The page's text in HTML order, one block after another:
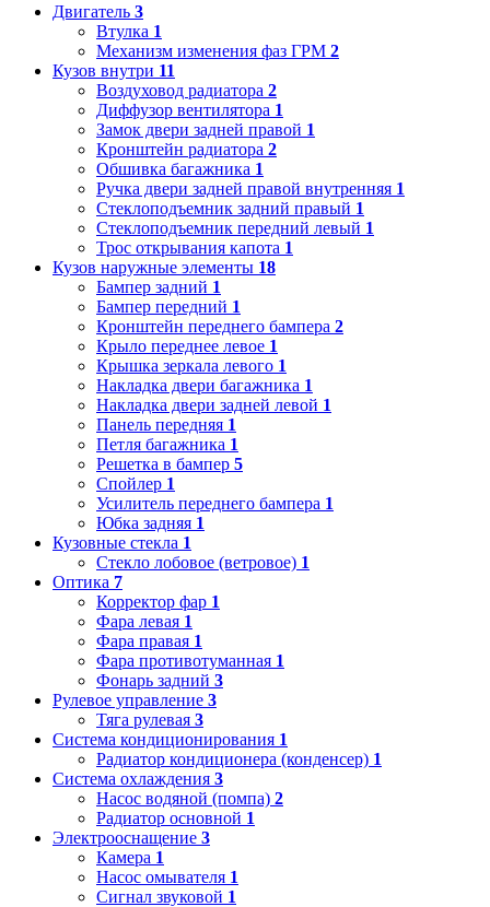
Двигатель 3
Втулка 1
Механизм изменения фаз ГРМ 2
Кузов внутри 11
Воздуховод радиатора 2
Диффузор вентилятора 1
Замок двери задней правой 1
Кронштейн радиатора 2
Обшивка багажника 1
Ручка двери задней правой внутренняя 1
Стеклоподъемник задний правый 1
Стеклоподъемник передний левый 1
Трос открывания капота 1
Кузов наружные элементы 18
Бампер задний 1
Бампер передний 1
Кронштейн переднего бампера 2
Крыло переднее левое 1
Крышка зеркала левого 1
Накладка двери багажника 1
Накладка двери задней левой 1
Панель передняя 1
Петля багажника 1
Решетка в бампер 5
Спойлер 1
Усилитель переднего бампера 1
Юбка задняя 1
Кузовные стекла 1
Стекло лобовое (ветровое) 1
Оптика 7
Корректор фар 1
Фара левая 1
Фара правая 1
Фара противотуманная 1
Фонарь задний 3
Рулевое управление 3
Тяга рулевая 3
Система кондиционирования 1
Радиатор кондиционера (конденсер) 1
Система охлаждения 3
Насос водяной (помпа) 2
Радиатор основной 1
Электрооснащение 3
Камера 1
Насос омывателя 1
Сигнал звуковой 1